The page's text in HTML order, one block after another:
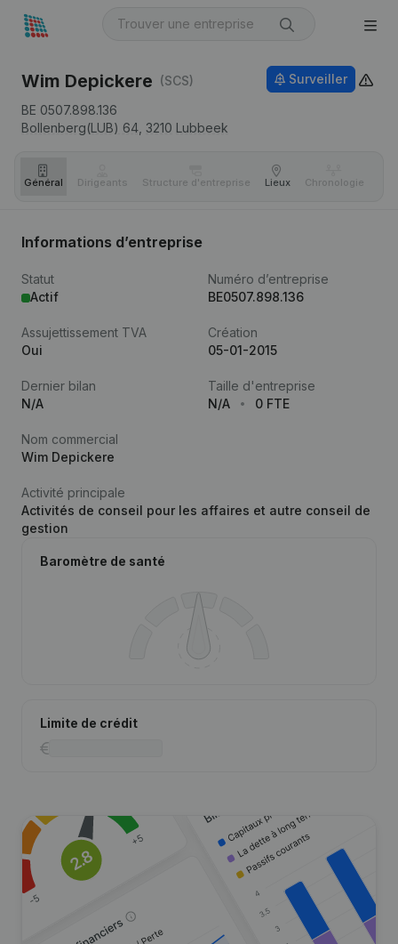
Wim Depickere (SCS)
BE 0507.898.136
Bollenberg(LUB) 64, 3210 Lubbeek
Surveiller
Général Dirigeants Structure d'entreprise Lieux Chronologie
Informations d’entreprise
Statut
Actif
Numéro d’entreprise
BE0507.898.136
Assujettissement TVA
Oui
Création
05-01-2015
Dernier bilan
N/A
Taille d'entreprise
N/A
0 FTE
Nom commercial
Wim Depickere
Activité principale
Activités de conseil pour les affaires et autre conseil de
gestion
Baromètre de santé
Limite de crédit